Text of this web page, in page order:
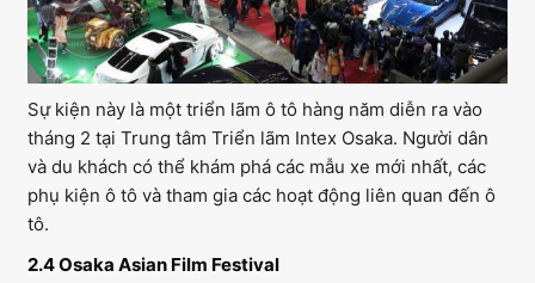
Sự kiện này là một triển lãm ô tô hàng năm diễn ra vào
tháng 2 tại Trung tâm Triển lãm Intex Osaka. Người dân
và du khách có thể khám phá các mẫu xe mới nhất, các
phụ kiện ô tô và tham gia các hoạt động liên quan đến ô
tô.
2.4 Osaka Asian Film Festival